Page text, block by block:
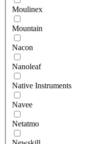
Moulinex
Mountain
Nacon
Nanoleaf
Native Instruments
Navee
Netatmo